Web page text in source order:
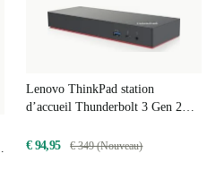
Lenovo ThinkPad station
d’accueil Thunderbolt 3 Gen 2
€ 94,95
€ 349 (Nouveau)